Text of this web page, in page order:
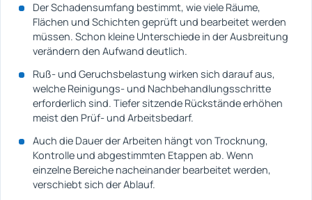
Der Schadensumfang bestimmt, wie viele Räume,
Flächen und Schichten geprüft und bearbeitet werden
müssen. Schon kleine Unterschiede in der Ausbreitung
verändern den Aufwand deutlich.
Ruß- und Geruchsbelastung wirken sich darauf aus,
welche Reinigungs- und Nachbehandlungsschritte
erforderlich sind. Tiefer sitzende Rückstände erhöhen
meist den Prüf- und Arbeitsbedarf.
Auch die Dauer der Arbeiten hängt von Trocknung,
Kontrolle und abgestimmten Etappen ab. Wenn
einzelne Bereiche nacheinander bearbeitet werden,
verschiebt sich der Ablauf.